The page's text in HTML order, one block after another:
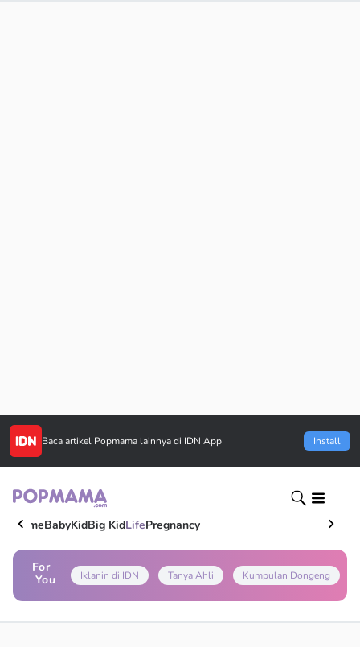
Baca artikel Popmama lainnya di IDN App Install
HomeBabyKidBig KidLifePregnancy
For
You
Iklanin di IDN Tanya Ahli Kumpulan Dongeng